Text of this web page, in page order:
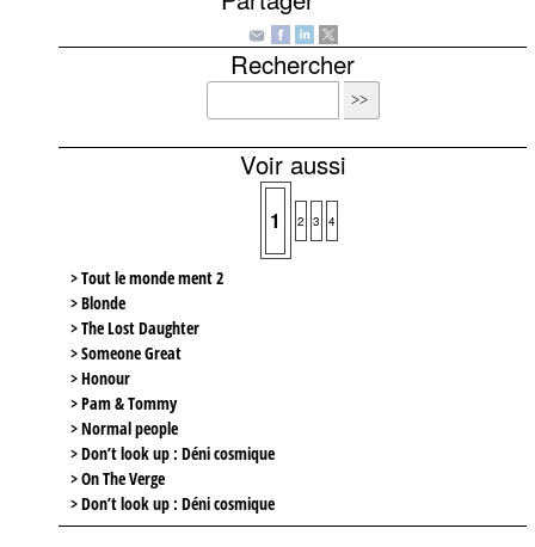
Rechercher
Voir aussi
1 2 3 4
> Tout le monde ment 2
> Blonde
> The Lost Daughter
> Someone Great
> Honour
> Pam & Tommy
> Normal people
> Don’t look up : Déni cosmique
> On The Verge
> Don’t look up : Déni cosmique